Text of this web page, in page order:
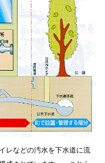
レなどの汚水を下水道に流